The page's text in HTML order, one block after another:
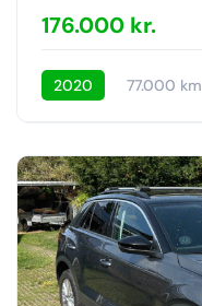
176.000 kr.
2020 77.000 km